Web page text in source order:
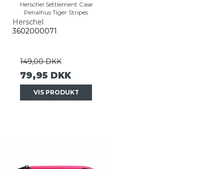
Herschel Settlement Case
Penalhus Tiger Stripes
Herschel
3602000071
149,00 DKK
79,95 DKK
VIS PRODUKT